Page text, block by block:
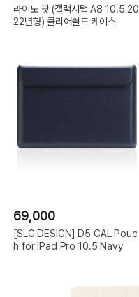
라이노 핏 (갤럭시탭 A8 10.5 20
22년형) 클리어쉴드 케이스
69,000
[SLG DESIGN] D5 CAL Pouc
h for iPad Pro 10.5 Navy